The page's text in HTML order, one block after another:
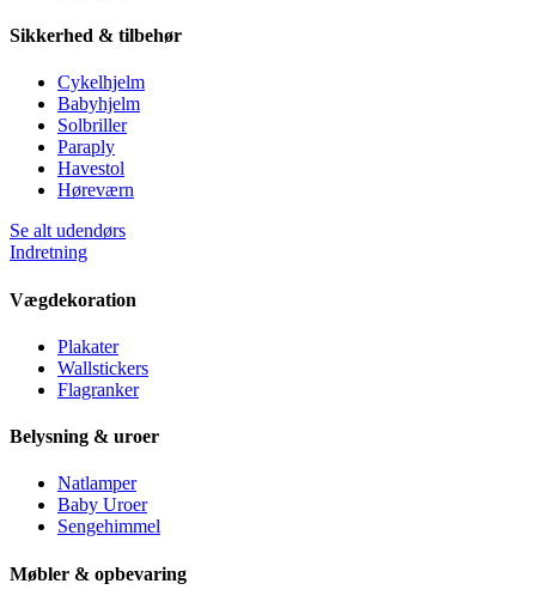
Sikkerhed & tilbehør
Cykelhjelm
Babyhjelm
Solbriller
Paraply
Havestol
Høreværn
Se alt udendørs
Indretning
Vægdekoration
Plakater
Wallstickers
Flagranker
Belysning & uroer
Natlamper
Baby Uroer
Sengehimmel
Møbler & opbevaring